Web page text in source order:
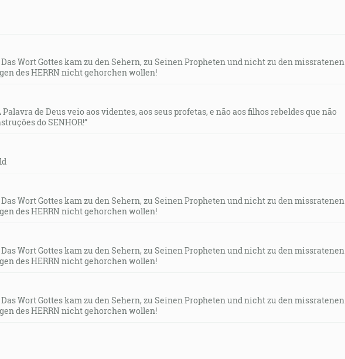
Das Wort Gottes kam zu den Sehern, zu Seinen Propheten und nicht zu den missratenen
des HERRN nicht gehorchen wollen!
Palavra de Deus veio aos videntes, aos seus profetas, e não aos filhos rebeldes que não
do SENHOR!”
Das Wort Gottes kam zu den Sehern, zu Seinen Propheten und nicht zu den missratenen
des HERRN nicht gehorchen wollen!
Das Wort Gottes kam zu den Sehern, zu Seinen Propheten und nicht zu den missratenen
des HERRN nicht gehorchen wollen!
Das Wort Gottes kam zu den Sehern, zu Seinen Propheten und nicht zu den missratenen
des HERRN nicht gehorchen wollen!